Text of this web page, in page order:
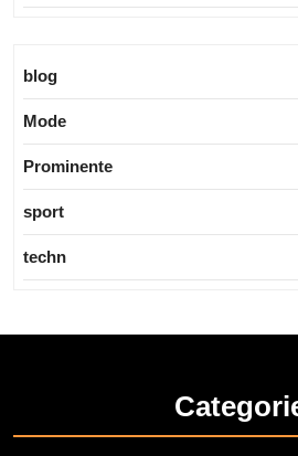
blog
Mode
Prominente
sport
techn